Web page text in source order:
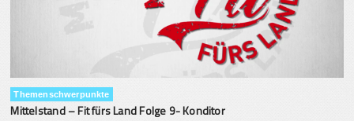
Themenschwerpunkte
Mittelstand – Fit fürs Land Folge 9- Konditor